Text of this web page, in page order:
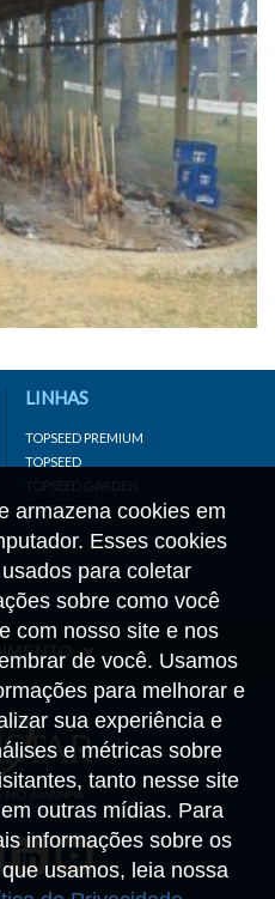
armazena cookies em
Esses cookies
para coletar
sobre como você
com nosso site e nos
de você. Usamos
para melhorar e
sua experiência e
e métricas sobre
tanto nesse site
outras mídias. Para
informações sobre os
usamos, leia nossa
LINHAS
TOPSEED PREMIUM
TOPSEED
TOPSEED GARDEN
SUPERSEED